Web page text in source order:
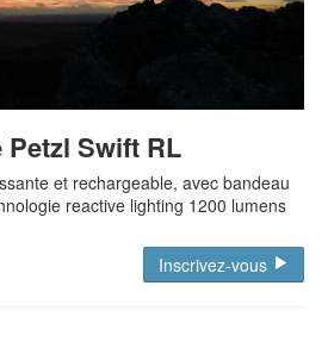
Swift RL
et rechargeable, avec bandeau
reactive lighting 1200 lumens
Inscrivez-vous